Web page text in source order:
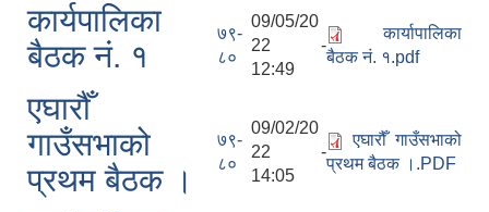
कार्यपालिका
बैठक नं. १
७९-
८०
09/05/20
22 -
12:49
कार्यापालिका
बैठक नं. १.pdf
एघारौँ
गाउँसभाको
प्रथम बैठक ।
७९-
८०
09/02/20
22 -
14:05
एघारौँ गाउँसभाको
प्रथम बैठक ।.PDF